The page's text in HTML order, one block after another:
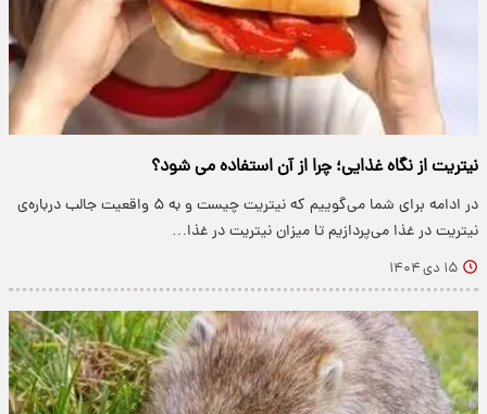
نیتریت از نگاه غذایی؛ چرا از آن استفاده می شود؟
در ادامه برای شما می‌گوییم که نیتریت چیست و به ۵ واقعیت جالب درباره‌ی
نیتریت در غذا می‌پردازیم تا میزان نیتریت در غذا…
۱۵ دی ۱۴۰۴